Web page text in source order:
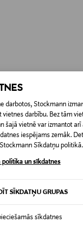
darbotos, Stockmann
vietnes darbību. Bez tām
šajā vietnē var izmantot
iespējams zemāk.
Sīkdatņu politikā.
politika un sīkdatnes
SĪKDATŅU GRUPAS
sīkdatnes